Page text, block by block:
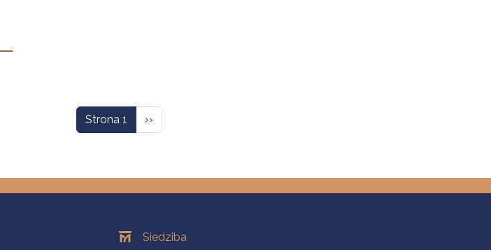
Strona 1 Następna strona
››
OddziałySiedziba